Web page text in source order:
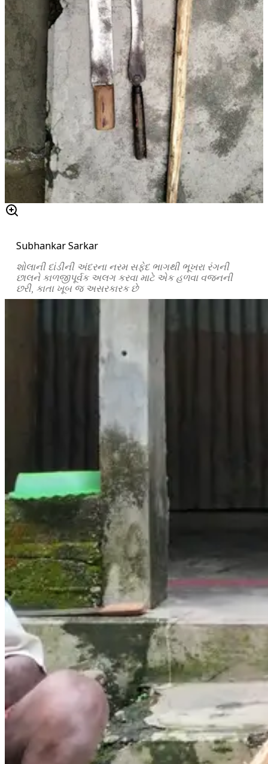
Subhankar Sarkar
શોલાની દાંડીની અંદરના નરમ સફેદ ભાગથી ભૂખરા રંગની
છાલને કાળજીપૂર્વક અલગ કરવા માટે એક હળવા વજનની
છરી, કાતા ખૂબ જ અસરકારક છે